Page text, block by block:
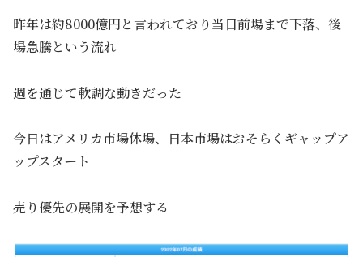
昨年は約8000億円と言われており当日前場まで下落、後
場急騰という流れ
週を通じて軟調な動きだった
今日はアメリカ市場休場、日本市場はおそらくギャップア
ップスタート
売り優先の展開を予想する